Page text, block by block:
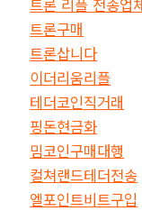
트론 리플 전송업체
트론구매
트론삽니다
이더리움리플
테더코인직거래
핑돈현금화
밈코인구매대행
컬쳐랜드테더전송
엘포인트비트구입